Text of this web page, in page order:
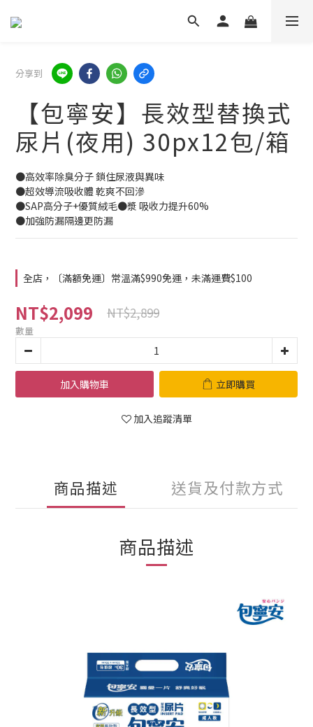
分享到
【包寧安】長效型替換式
尿片(夜用) 30px12包/箱
●高效率除臭分子 鎖住尿液與異味
●超效導流吸收體 乾爽不回滲
●SAP高分子+優質絨毛●漿 吸收力提升60%
●加強防漏隔邊更防漏
全店，〔滿額免運〕常溫滿$990免運，未滿運費$100
NT$2,099 NT$2,899
數量
加入購物車 立即購買
加入追蹤清單
商品描述 送貨及付款方式
商品描述